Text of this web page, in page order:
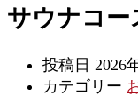
サウナコー
投稿日 2026
カテゴリー